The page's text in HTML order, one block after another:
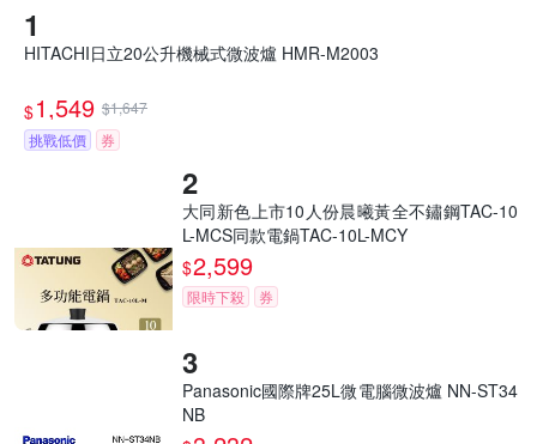
HITACHI日立20公升機械式微波爐 HMR-M2003
$1,549 $1,647
挑戰低價
券
大同新色上市10人份晨曦黃全不鏽鋼TAC-10
L-MCS同款電鍋TAC-10L-MCY
$2,599
限時下殺 券
Panasonic國際牌25L微電腦微波爐 NN-ST34
NB